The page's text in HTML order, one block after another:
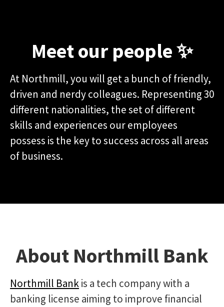
Meet our people ✨
At Northmill, you will get a bunch of friendly,
driven and nerdy colleagues. Representing 30
different nationalities, the set of different
skills and experiences our employees
possess is the key to success across all areas
of business.
About Northmill Bank
Northmill Bankis a tech company with a
banking license aiming to improve financial